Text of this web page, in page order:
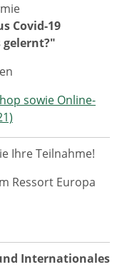
Covid-19
gelernt?"
sowie Online-
Ihre Teilnahme!
Ressort Europa
Internationales